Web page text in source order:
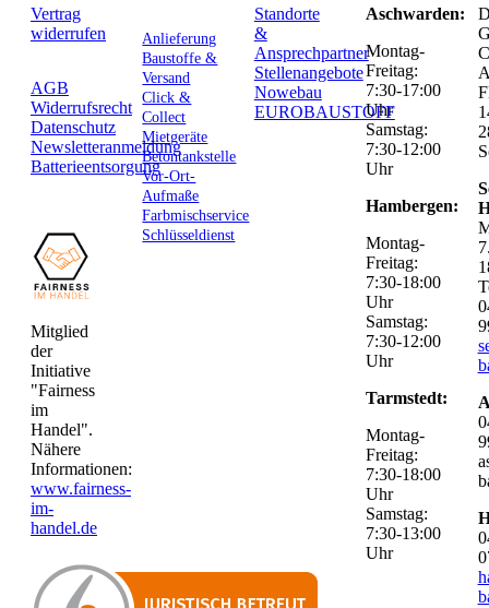
Vertrag
widerrufen
AGB
Widerrufsrecht
Datenschutz
Newsletteranmeldung
Batterieentsorgung
Mitglied
der
Initiative
"Fairness
im
Handel".
Nähere
Informationen:
www.fairness-
im-
handel.de
Anlieferung
Baustoffe &
Versand
Click &
Collect
Mietgeräte
Betontankstelle
Vor-Ort-
Aufmaße
Farbmischservice
Schlüsseldienst
Standorte
&
Ansprechpartner
Stellenangebote
Nowebau
EUROBAUSTOFF
Aschwarden:
Montag-
Freitag:
7:30-17:00
Uhr
Samstag:
7:30-12:00
Uhr
Hambergen:
Montag-
Freitag:
7:30-18:00
Uhr
Samstag:
7:30-12:00
Uhr
Tarmstedt:
Montag-
Freitag:
7:30-18:00
Uhr
Samstag:
7:30-13:00
Uhr